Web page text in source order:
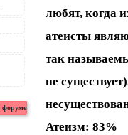
любят, когда
атеисты
так
не
Атеизм: 83%